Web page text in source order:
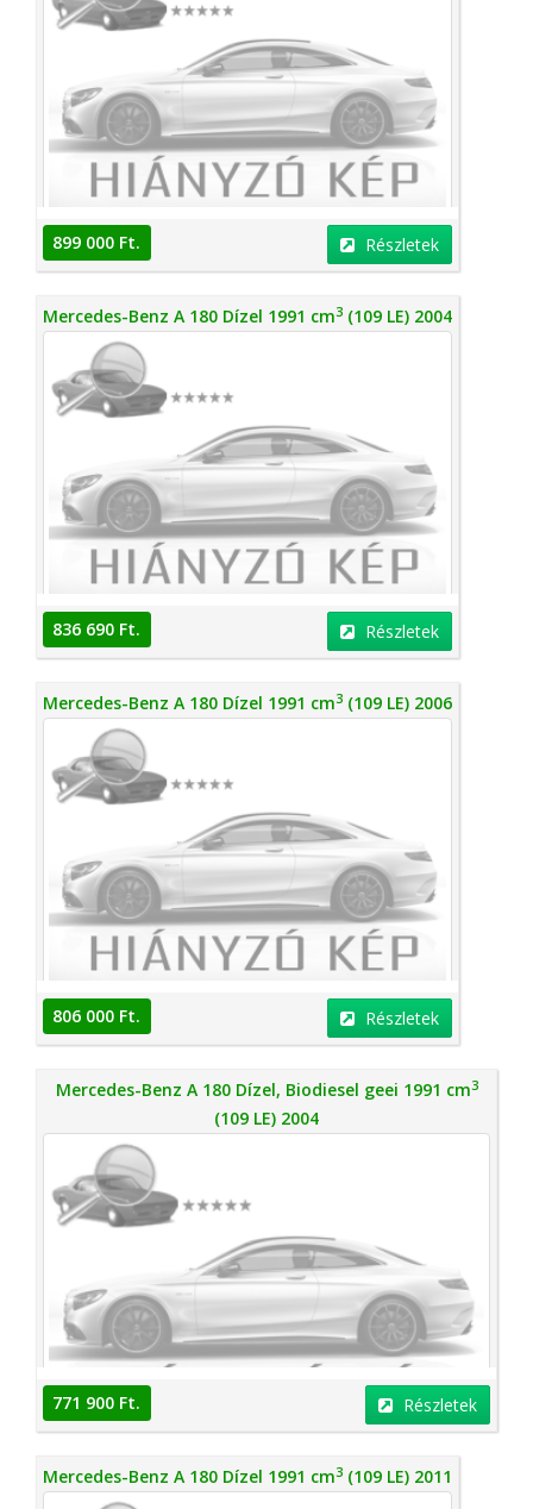
899 000 Ft. Részletek
Mercedes-Benz A 180 Dízel 1991 cm3 (109 LE) 2004
836 690 Ft. Részletek
Mercedes-Benz A 180 Dízel 1991 cm3 (109 LE) 2006
806 000 Ft. Részletek
Mercedes-Benz A 180 Dízel, Biodiesel geei 1991 cm3
(109 LE) 2004
771 900 Ft. Részletek
Mercedes-Benz A 180 Dízel 1991 cm3 (109 LE) 2011